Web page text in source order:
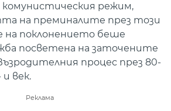
режим,
на преминалите през този
на поклонението беше
посветена на заточените
процес през 80-
век.
Реклама